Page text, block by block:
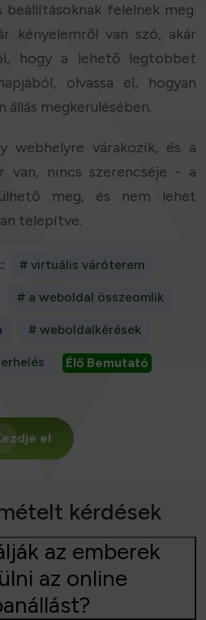
felelnek meg.
kényelemről van szó, akár
hogy a lehető legtöbbet
olvassa el, hogyan
állás megkerülésében.
webhelyre várakozik, és a
van, nincs szerencséje - a
meg, és nem lehet
telepítve.
# virtuális váróterem
# a weboldal összeomlik
# weboldalkérések
Élő Bemutató
el
kérdések
az emberek
az online